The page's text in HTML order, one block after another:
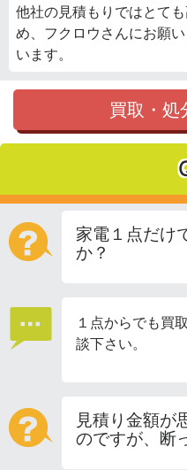
他社の見積もりではとて
め、フクロウさんにお願
います。
買取・処
家電１点だけ
か？
１点からでも買
談下さい。
見積り金額が
のですが、断